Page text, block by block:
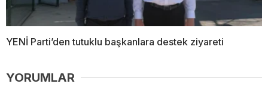
YENİ Parti’den tutuklu başkanlara destek ziyareti
YORUMLAR